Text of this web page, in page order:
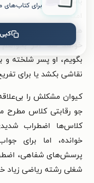
امتحانات دی ماه به
همینطور بد اخلاق‌تر،
خواهد شد. اگر بخواهم
بگویم، او پسر شلخته
نقاشی بکشد یا برای
کیوان مشکلش را
جو رقابتی کلاس مطرح
کلاس‌ها اضطراب
خوانده، اما برای
پرسش‌های شفاهی،
شغلی رشته ریاضی
برای کتاب‌های